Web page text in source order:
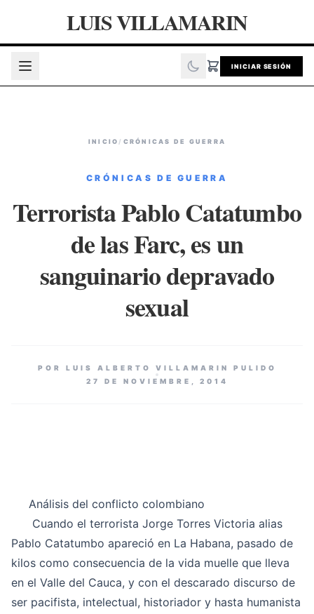
LUIS VILLAMARIN
INICIAR SESIÓN
INICIO / CRÓNICAS DE GUERRA
CRÓNICAS DE GUERRA
Terrorista Pablo Catatumbo
de las Farc, es un
sanguinario depravado
sexual
POR LUIS ALBERTO VILLAMARIN PULIDO
27 DE NOVIEMBRE, 2014
Análisis del conflicto colombiano
Cuando el terrorista Jorge Torres Victoria alias
Pablo Catatumbo apareció en La Habana, pasado de
kilos como consecuencia de la vida muelle que lleva
en el Valle del Cauca, y con el descarado discurso de
ser pacifista, intelectual, historiador y hasta humanista